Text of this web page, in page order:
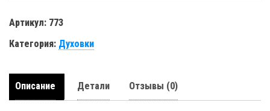
Артикул: 773
Категория: Духовки
Описание Детали Отзывы (0)